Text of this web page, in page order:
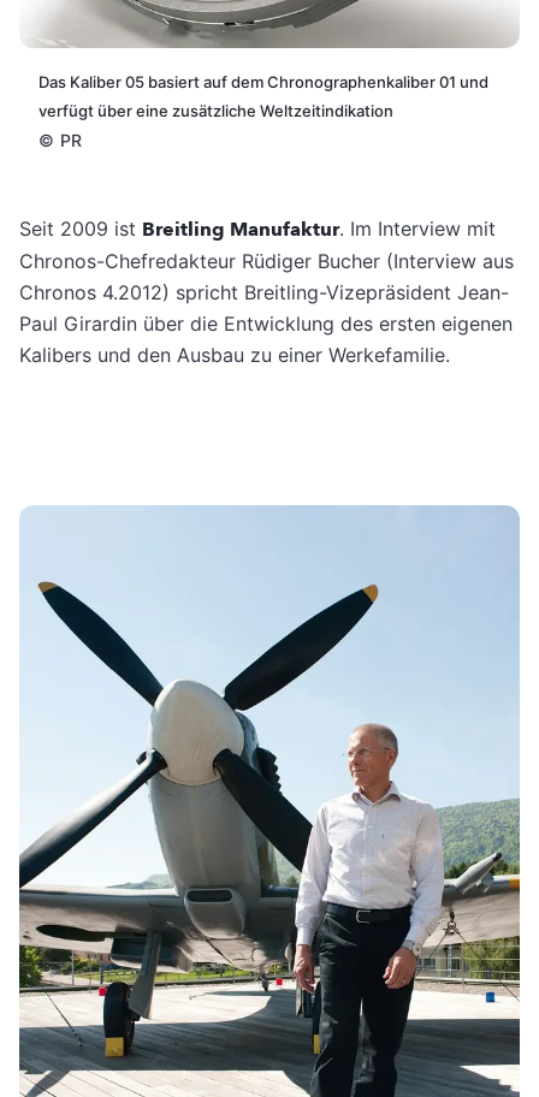
Das Kaliber 05 basiert auf dem Chronographenkaliber 01 und
verfügt über eine zusätzliche Weltzeitindikation
© PR
Seit 2009 ist Breitling Manufaktur. Im Interview mit
Chronos-Chefredakteur Rüdiger Bucher (Interview aus
Chronos 4.2012) spricht Breitling-Vizepräsident Jean-
Paul Girardin über die Entwicklung des ersten eigenen
Kalibers und den Ausbau zu einer Werkefamilie.